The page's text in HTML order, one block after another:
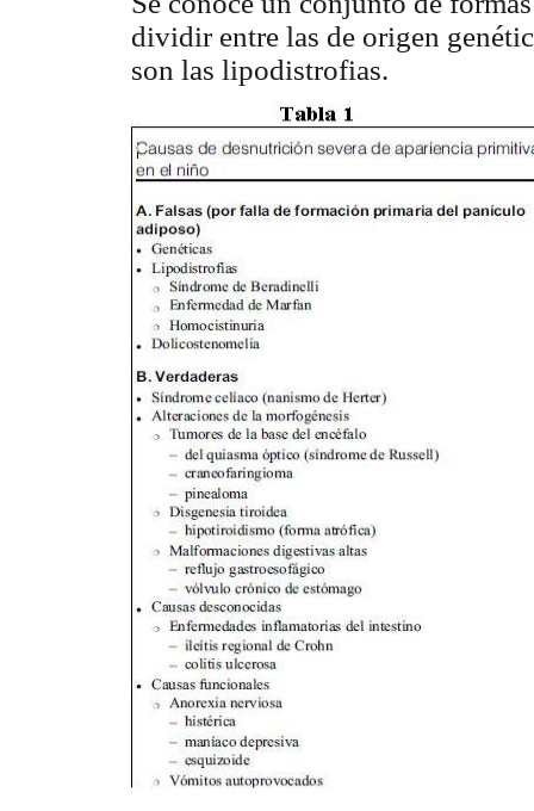
dividir entre las de origen
son las lipodistrofias.